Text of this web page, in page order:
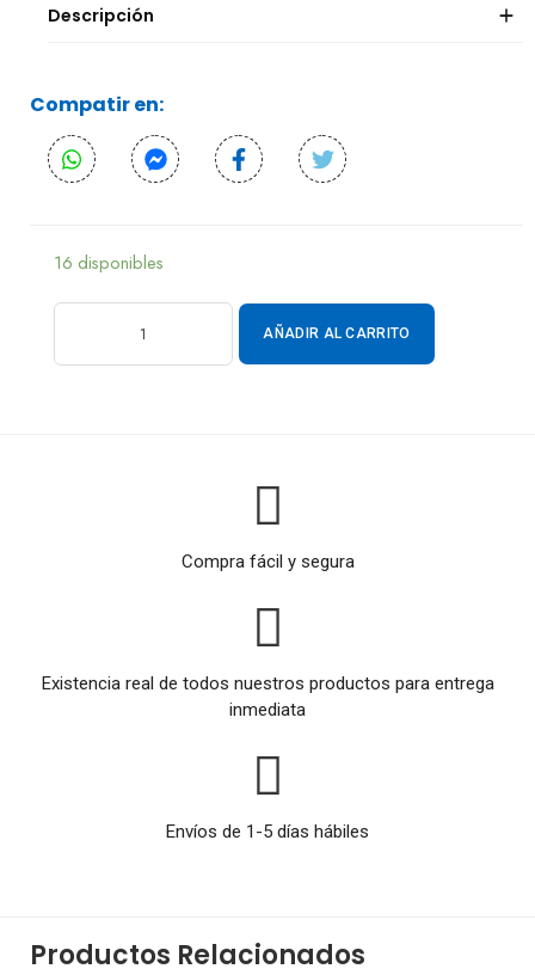
Descripción
Compatir en:
16 disponibles
AÑADIR AL CARRITO
Compra fácil y segura
Existencia real de todos nuestros productos para entrega
inmediata
Envíos de 1-5 días hábiles
Productos Relacionados